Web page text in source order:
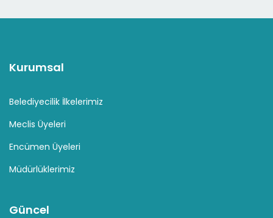
Kurumsal
Belediyecilik İlkelerimiz
Meclis Üyeleri
Encümen Üyeleri
Müdürlüklerimiz
Güncel